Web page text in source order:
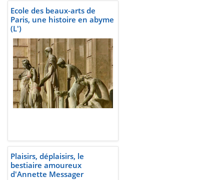
Ecole des beaux-arts de
Paris, une histoire en abyme
(L')
Plaisirs, déplaisirs, le
bestiaire amoureux
d'Annette Messager